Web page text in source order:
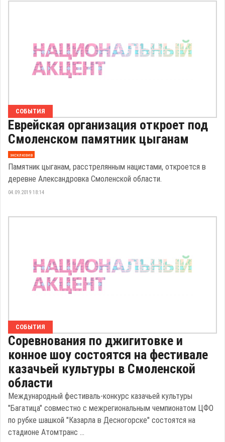
СОБЫТИЯ
Еврейская организация откроет под
Смоленском памятник цыганам
эксклюзив
Памятник цыганам, расстрелянным нацистами, откроется в
деревне Александровка Смоленской области.
04.09.2019 18:14
СОБЫТИЯ
Соревнования по джигитовке и
конное шоу состоятся на фестивале
казачьей культуры в Смоленской
области
Международный фестиваль-конкурс казачьей культуры
"Багатица" совместно с межрегиональным чемпионатом ЦФО
по рубке шашкой "Казарла в Десногорске" состоятся на
стадионе Атомтранс ...